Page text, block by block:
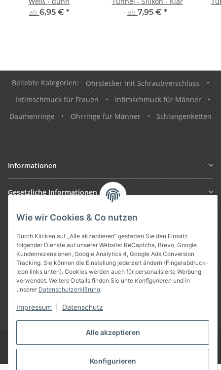
Alle akzeptieren
Konfigurieren
Wie wir Cookies & Co nutzen
Durch Klicken auf „Alle akzeptieren“ gestatten Sie den Einsatz
folgender Dienste auf unserer Website: ReCaptcha, Brevo, Google
Kundenrezensionen, Google Analytics 4, Google Ads Conversion
Tracking. Sie können die Einstellung jederzeit ändern (Fingerabdruck-
Icon links unten). Cookies werden auch für personalisierte Werbung
verwendet. Weitere Details finden Sie unte Konfigurieren und in
unserer Datenschutzerklärung.
Impressum Datenschutz
ab 6,95 € *
ab 7,95 € *
Beliebte Kategorien: Ohrstecker mit Schraubverschluss
•
Intimschmuck für Frauen
• Intimschmuck für Männer
•
Daumenringe
• Ohrringe für Männer • Schlangenketten
Informationen
Gesetzliche Informationen
Vertrag widerrufen
Google Analytics deaktivieren
©Treuheld-Piercing Shop